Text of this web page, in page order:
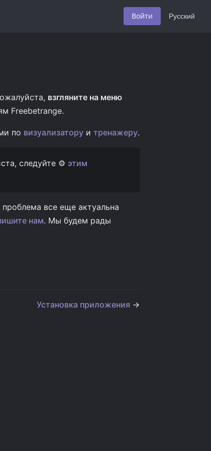
Войти Русский
взгляните на меню
Freebetrange.
по визуализатору и тренажеру.
следуйте ⚙️ этим
все еще актуальна
нам. Мы будем рады
Установка приложения →